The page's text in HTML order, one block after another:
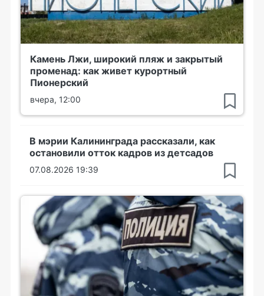
Камень Лжи, широкий пляж и закрытый
променад: как живет курортный
Пионерский
вчера, 12:00
В мэрии Калининграда рассказали, как
остановили отток кадров из детсадов
07.08.2026 19:39